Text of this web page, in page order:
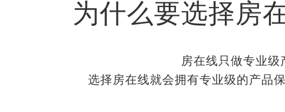
为什么要选择房
房在线只做专业级
选择房在线就会拥有专业级的产品